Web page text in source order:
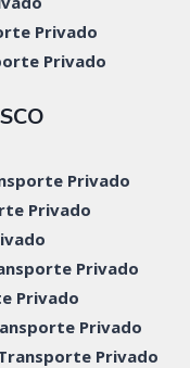
Privado
Privado
Privado
Privado
Privado
Privado
Privado
Privado